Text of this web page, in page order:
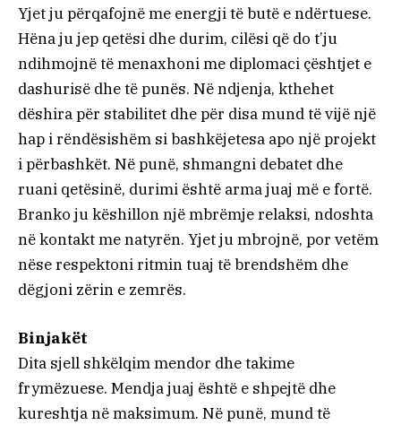
Yjet ju përqafojnë me energji të butë e ndërtuese.
Hëna ju jep qetësi dhe durim, cilësi që do t’ju
ndihmojnë të menaxhoni me diplomaci çështjet e
dashurisë dhe të punës. Në ndjenja, kthehet
dëshira për stabilitet dhe për disa mund të vijë një
hap i rëndësishëm si bashkëjetesa apo një projekt
i përbashkët. Në punë, shmangni debatet dhe
ruani qetësinë, durimi është arma juaj më e fortë.
Branko ju këshillon një mbrëmje relaksi, ndoshta
në kontakt me natyrën. Yjet ju mbrojnë, por vetëm
nëse respektoni ritmin tuaj të brendshëm dhe
dëgjoni zërin e zemrës.
Binjakët
Dita sjell shkëlqim mendor dhe takime
frymëzuese. Mendja juaj është e shpejtë dhe
kureshtja në maksimum. Në punë, mund të